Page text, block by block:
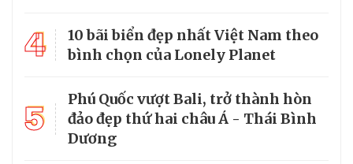
4
10 bãi biển đẹp nhất Việt Nam theo
bình chọn của Lonely Planet
5
Phú Quốc vượt Bali, trở thành hòn
đảo đẹp thứ hai châu Á - Thái Bình
Dương